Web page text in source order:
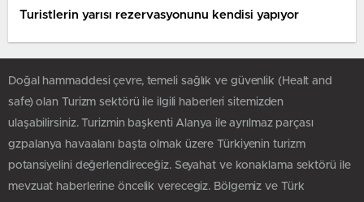
Turistlerin yarısı rezervasyonunu kendisi yapıyor
Doğal hammaddesi çevre, temeli sağlık ve güvenlik (Healt and
safe) olan Turizm sektörü ile ilgili haberleri sitemizden
ulaşabilirsiniz. Turizmin başkenti Alanya ile ayrılmaz parçası
gzpalanya havaalanı başta olmak üzere Türkiyenin turizm
potansiyelini değerlendireceğiz. Seyahat ve konaklama sektörü ile
mevzuat haberlerine öncelik verecegiz. Bölgemiz ve Türk